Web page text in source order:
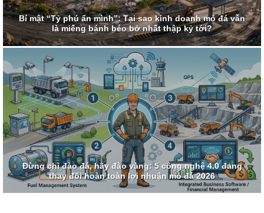
Bí mật “Tỷ phú ẩn mình”: Tại sao kinh doanh mỏ đá vẫn
là miếng bánh béo bở nhất thập kỷ tới?
Đừng chỉ đào đá, hãy đào vàng: 5 công nghệ 4.0 đang
thay đổi hoàn toàn lợi nhuận mỏ đá 2026